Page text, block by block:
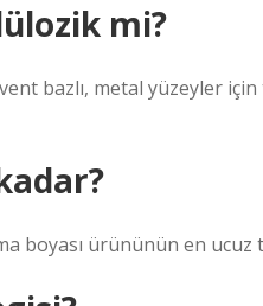
mi?
bazlı, metal yüzeyler
boyası ürününün en ucuz